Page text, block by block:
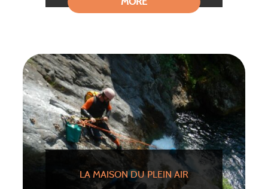
LA MAISON DU PLEIN AIR